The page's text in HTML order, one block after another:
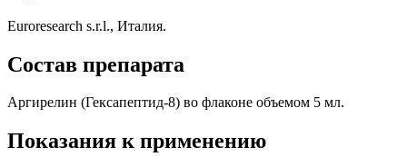
Euroresearch s.r.l., Италия.
Состав препарата
Аргирелин (Гексапептид-8) во флаконе объемом 5 мл.
Показания к применению